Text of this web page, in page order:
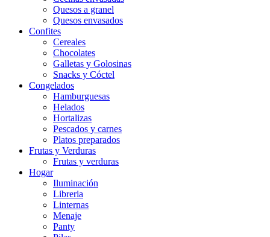
Quesos a granel
Quesos envasados
Confites
Cereales
Chocolates
Galletas y Golosinas
Snacks y Cóctel
Congelados
Hamburguesas
Helados
Hortalizas
Pescados y carnes
Platos preparados
Frutas y Verduras
Frutas y verduras
Hogar
Iluminación
Libreria
Linternas
Menaje
Panty